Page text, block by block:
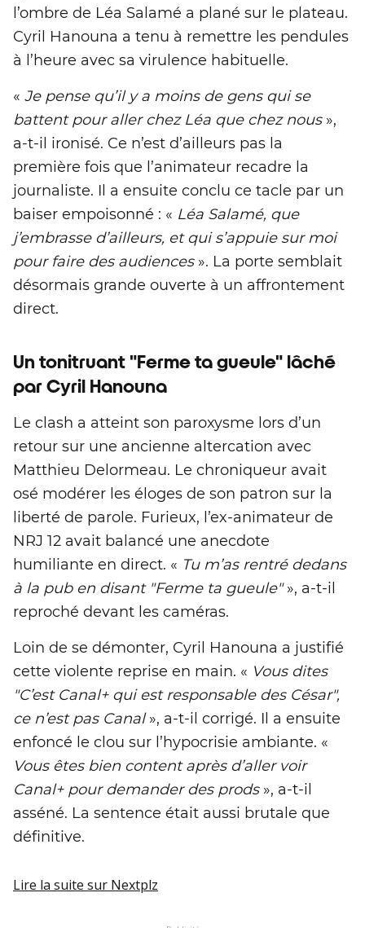
l’ombre de Léa Salamé a plané sur le plateau.
Cyril Hanouna a tenu à remettre les pendules
à l’heure avec sa virulence habituelle.
« Je pense qu’il y a moins de gens qui se
battent pour aller chez Léa que chez nous»,
a-t-il ironisé. Ce n’est d’ailleurs pas la
première fois que l’animateur recadre la
journaliste. Il a ensuite conclu ce tacle par un
baiser empoisonné : « Léa Salamé, que
j’embrasse d’ailleurs, et qui s’appuie sur moi
pour faire des audiences». La porte semblait
désormais grande ouverte à un affrontement
direct.
Un tonitruant "Ferme ta gueule" lâché
par Cyril Hanouna
Le clash a atteint son paroxysme lors d’un
retour sur une ancienne altercation avec
Matthieu Delormeau. Le chroniqueur avait
osé modérer les éloges de son patron sur la
liberté de parole. Furieux, l’ex-animateur de
NRJ 12 avait balancé une anecdote
humiliante en direct. « Tu m’as rentré dedans
à la pub en disant "Ferme ta gueule"», a-t-il
reproché devant les caméras.
Loin de se démonter, Cyril Hanouna a justifié
cette violente reprise en main. « Vous dites
"C’est Canal+ qui est responsable des César",
ce n’est pas Canal», a-t-il corrigé. Il a ensuite
enfoncé le clou sur l’hypocrisie ambiante. «
Vous êtes bien content après d’aller voir
Canal+ pour demander des prods», a-t-il
asséné. La sentence était aussi brutale que
définitive.
Lire la suite sur Nextplz